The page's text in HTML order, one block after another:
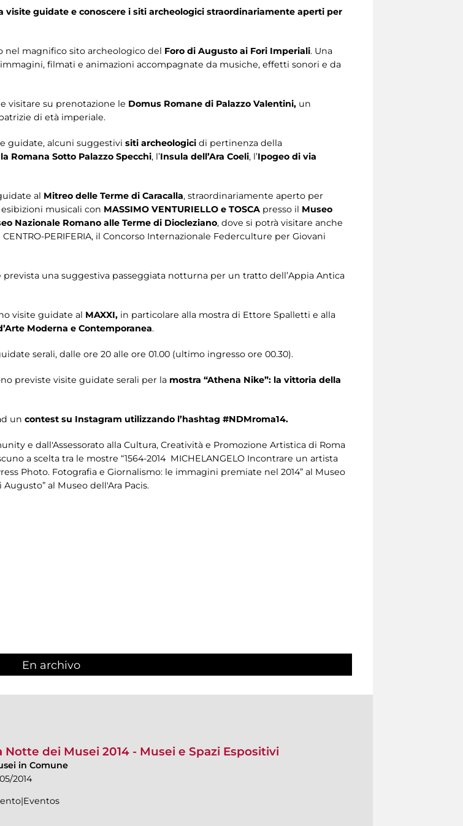
visite guidate e conoscere i siti archeologici straordinariamente aperti per
nel magnifico sito archeologico del Foro di Augusto ai Fori Imperiali. Una
filmati e animazioni accompagnate da musiche, effetti sonori e da
visitare su prenotazione le Domus Romane di Palazzo Valentini, un
di età imperiale.
guidate, alcuni suggestivi siti archeologici di pertinenza della
Romana Sotto Palazzo Specchi, l’Insula dell’Ara Coeli, l’Ipogeo di via
al Mitreo delle Terme di Caracalla, straordinariamente aperto per
musicali con MASSIMO VENTURIELLO e TOSCA presso il Museo
Nazionale Romano alle Terme di Diocleziano, dove si potrà visitare anche
PERIFERIA, il Concorso Internazionale Federculture per Giovani
prevista una suggestiva passeggiata notturna per un tratto dell’Appia Antica
visite guidate al MAXXI, in particolare alla mostra di Ettore Spalletti e alla
Moderna e Contemporanea.
serali, dalle ore 20 alle ore 01.00 (ultimo ingresso ore 00.30).
previste visite guidate serali per la mostra “Athena Nike”: la vittoria della
un contest su Instagram utilizzando l’hashtag #NDMroma14.
e dall'Assessorato alla Cultura, Creatività e Promozione Artistica di Roma
a scelta tra le mostre “1564-2014 MICHELANGELO Incontrare un artista
Photo. Fotografia e Giornalismo: le immagini premiate nel 2014” al Museo
al Museo dell'Ara Pacis.
En archivo
Notte dei Musei 2014 - Musei e Spazi Espositivi
in Comune
2014